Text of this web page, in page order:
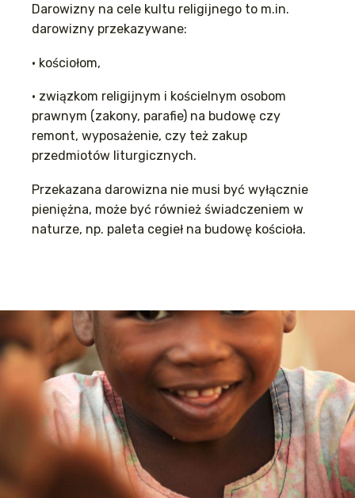
Darowizny na cele kultu religijnego to m.in.
darowizny przekazywane:
• kościołom,
• związkom religijnym i kościelnym osobom
prawnym (zakony, parafie) na budowę czy
remont, wyposażenie, czy też zakup
przedmiotów liturgicznych.
Przekazana darowizna nie musi być wyłącznie
pieniężna, może być również świadczeniem w
naturze, np. paleta cegieł na budowę kościoła.